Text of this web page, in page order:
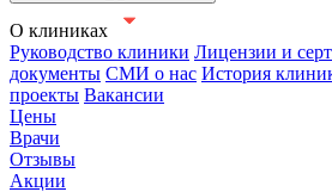
О клиниках
Руководство клиники Лицензии и
документы СМИ о нас История
проекты Вакансии
Цены
Врачи
Отзывы
Акции